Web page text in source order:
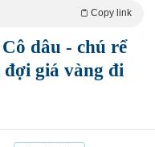
Copy link
dâu - chú rể
giá vàng đi